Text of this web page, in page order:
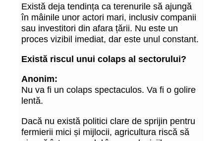
Există deja tendința ca terenurile să ajungă
în mâinile unor actori mari, inclusiv companii
sau investitori din afara țării. Nu este un
proces vizibil imediat, dar este unul constant.
Există riscul unui colaps al sectorului?
Anonim:
Nu va fi un colaps spectaculos. Va fi o golire
lentă.
Dacă nu există politici clare de sprijin pentru
fermierii mici și mijlocii, agricultura riscă să